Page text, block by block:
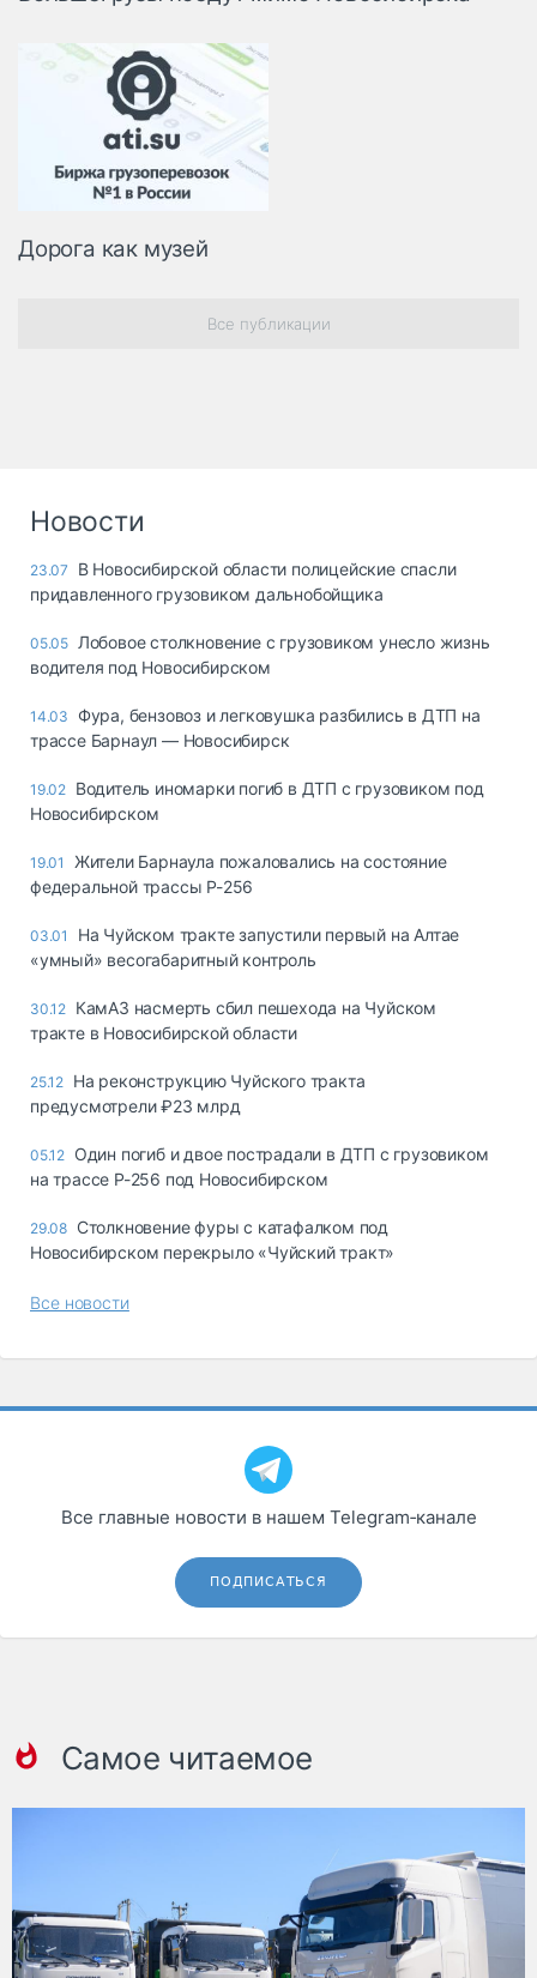
Дорога как музей
Все публикации
Новости
23.07
В Новосибирской области полицейские спасли
придавленного грузовиком дальнобойщика
05.05 Лобовое столкновение с грузовиком унесло жизнь
водителя под Новосибирском
14.03
Фура, бензовоз и легковушка разбились в ДТП на
трассе Барнаул — Новосибирск
19.02 Водитель иномарки погиб в ДТП с грузовиком под
Новосибирском
19.01
Жители Барнаула пожаловались на состояние
федеральной трассы Р-256
03.01
На Чуйском тракте запустили первый на Алтае
«умный» весогабаритный контроль
30.12 КамАЗ насмерть сбил пешехода на Чуйском
тракте в Новосибирской области
25.12 На реконструкцию Чуйского тракта
предусмотрели ₽23 млрд
05.12 Один погиб и двое пострадали в ДТП с грузовиком
на трассе Р-256 под Новосибирском
29.08 Столкновение фуры с катафалком под
Новосибирском перекрыло «Чуйский тракт»
Все новости
Все главные новости в нашем Telegram‑канале
ПОДПИСАТЬСЯ
Самое читаемое